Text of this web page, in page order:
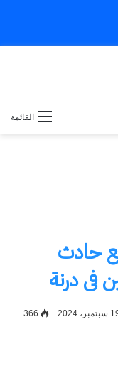
القائمة
حادث
فى درنة
366